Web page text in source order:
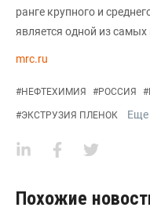
ранге крупного и
является одной из
mrc.ru
#НЕФТЕХИМИЯ #РОССИЯ #
#ЭКСТРУЗИЯ ПЛЕНОК Еще
Похожие